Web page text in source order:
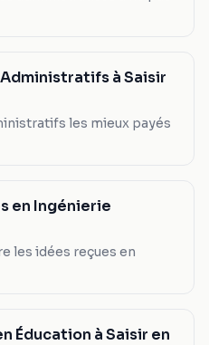
à Saisir
les mieux payés
en Ingénierie
les idées reçues en
Éducation à Saisir en